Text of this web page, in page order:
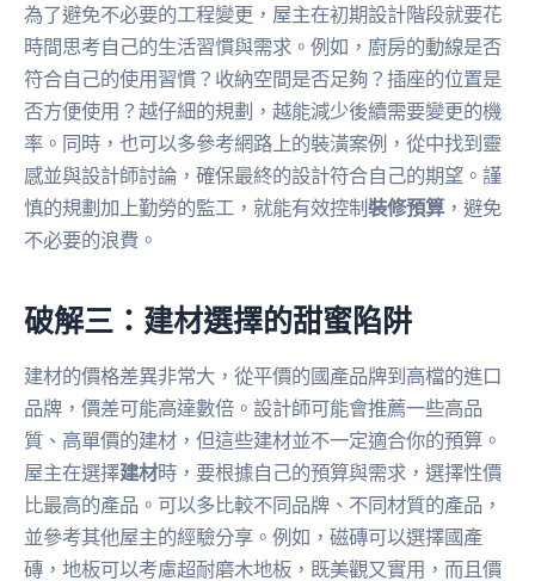
為了避免不必要的工程變更，屋主在初期設計階段就要花
時間思考自己的生活習慣與需求。例如，廚房的動線是否
符合自己的使用習慣？收納空間是否足夠？插座的位置是
否方便使用？越仔細的規劃，越能減少後續需要變更的機
率。同時，也可以多參考網路上的裝潢案例，從中找到靈
感並與設計師討論，確保最終的設計符合自己的期望。謹
慎的規劃加上勤勞的監工，就能有效控制裝修預算，避免
不必要的浪費。
破解三：建材選擇的甜蜜陷阱
建材的價格差異非常大，從平價的國產品牌到高檔的進口
品牌，價差可能高達數倍。設計師可能會推薦一些高品
質、高單價的建材，但這些建材並不一定適合你的預算。
屋主在選擇建材時，要根據自己的預算與需求，選擇性價
比最高的產品。可以多比較不同品牌、不同材質的產品，
並參考其他屋主的經驗分享。例如，磁磚可以選擇國產
磚，地板可以考慮超耐磨木地板，既美觀又實用，而且價